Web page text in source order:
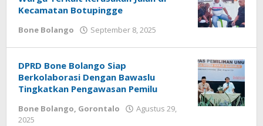
Kecamatan Botupingge
Bone Bolango September 8, 2025
DPRD Bone Bolango Siap
Berkolaborasi Dengan Bawaslu
Tingkatkan Pengawasan Pemilu
Bone Bolango, Gorontalo
Agustus 29,
2025